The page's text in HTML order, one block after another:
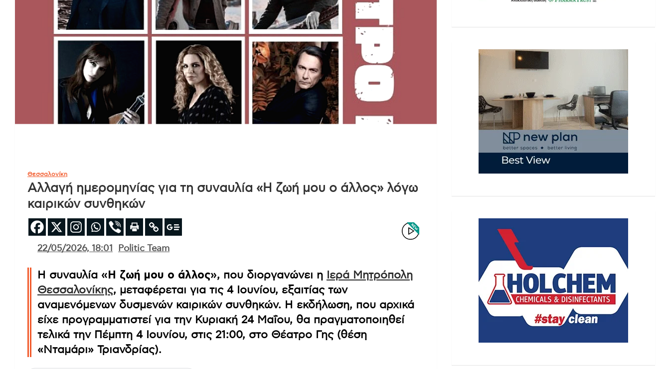
Θεσσαλονίκη
Αλλαγή ημερομηνίας για τη συναυλία «Η ζωή μου ο άλλος» λόγω
καιρικών συνθηκών
22/05/2026, 18:01 Politic Team
Η συναυλία «Η ζωή μου ο άλλος», που διοργανώνει η
Ιερά Μητρόπολη
Θεσσαλονίκης, μεταφέρεται για τις 4 Ιουνίου, εξαιτίας των
αναμενόμενων δυσμενών καιρικών συνθηκών. Η εκδήλωση, που αρχικά
είχε προγραμματιστεί για την Κυριακή 24 Μαΐου, θα πραγματοποιηθεί
τελικά την Πέμπτη 4 Ιουνίου, στις 21:00, στο Θέατρο Γης (θέση
«Νταμάρι» Τριανδρίας).